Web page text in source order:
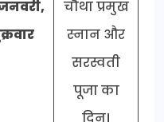
चौथा प्रमुख
स्नान और
सरस्वती
पूजा का
दिन।